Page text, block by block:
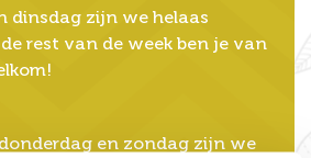
dinsdag zijn we helaas
rest van de week ben je van
en zondag zijn we